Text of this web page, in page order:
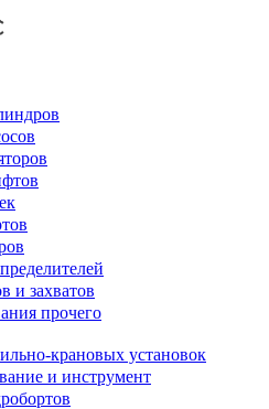
и захватов
прочего
крановых установок
и инструмент